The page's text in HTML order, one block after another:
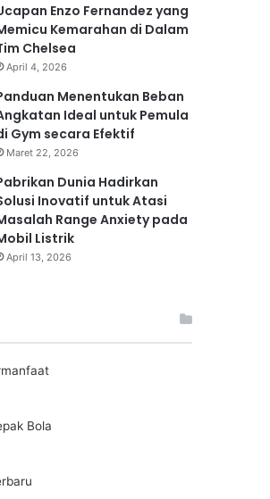
Enzo Fernandez yang
Kemarahan di Dalam
Chelsea
April 4, 2026
Menentukan Beban
Ideal untuk Pemula
Gym secara Efektif
Maret 22, 2026
Dunia Hadirkan
Inovatif untuk Atasi
Range Anxiety pada
Listrik
April 13, 2026
Bola